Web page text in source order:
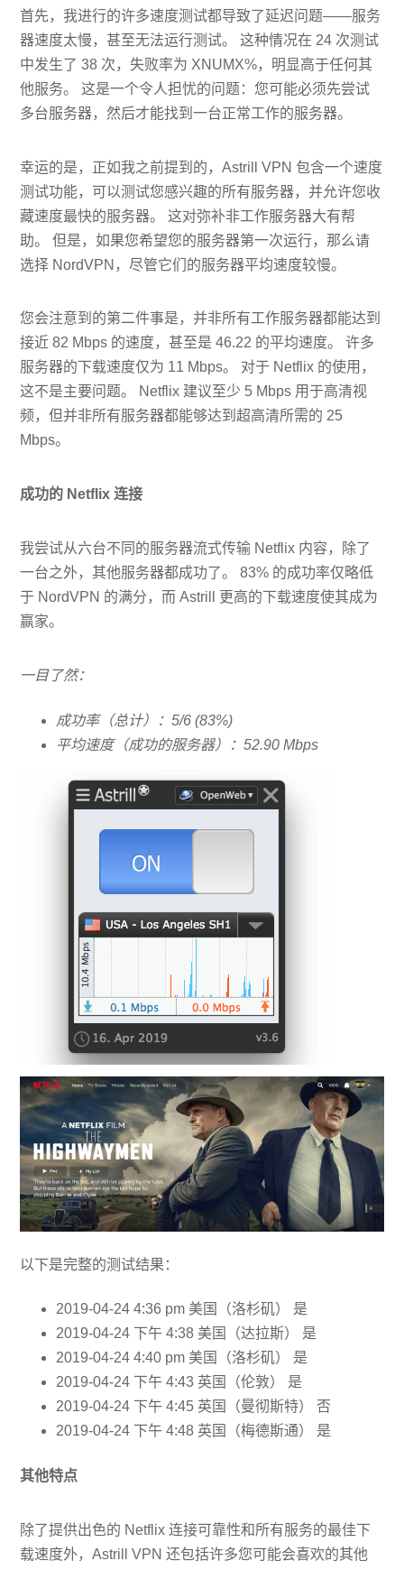
首先，我进行的许多速度测试都导致了延迟问题——服务
器速度太慢，甚至无法运行测试。 这种情况在 24 次测试
中发生了 38 次，失败率为 XNUMX%，明显高于任何其
他服务。 这是一个令人担忧的问题：您可能必须先尝试
多台服务器，然后才能找到一台正常工作的服务器。
幸运的是，正如我之前提到的，Astrill VPN 包含一个速度
测试功能，可以测试您感兴趣的所有服务器，并允许您收
藏速度最快的服务器。 这对弥补非工作服务器大有帮
助。 但是，如果您希望您的服务器第一次运行，那么请
选择 NordVPN，尽管它们的服务器平均速度较慢。
您会注意到的第二件事是，并非所有工作服务器都能达到
接近 82 Mbps 的速度，甚至是 46.22 的平均速度。 许多
服务器的下载速度仅为 11 Mbps。 对于 Netflix 的使用，
这不是主要问题。 Netflix 建议至少 5 Mbps 用于高清视
频，但并非所有服务器都能够达到超高清所需的 25
Mbps。
成功的 Netflix 连接
我尝试从六台不同的服务器流式传输 Netflix 内容，除了
一台之外，其他服务器都成功了。 83% 的成功率仅略低
于 NordVPN 的满分，而 Astrill 更高的下载速度使其成为
赢家。
一目了然：
成功率（总计）：5/6 (83%)
平均速度（成功的服务器）：52.90 Mbps
以下是完整的测试结果：
2019-04-24 4:36 pm 美国（洛杉矶） 是
2019-04-24 下午 4:38 美国（达拉斯） 是
2019-04-24 4:40 pm 美国（洛杉矶） 是
2019-04-24 下午 4:43 英国（伦敦） 是
2019-04-24 下午 4:45 英国（曼彻斯特） 否
2019-04-24 下午 4:48 英国（梅德斯通） 是
其他特点
除了提供出色的 Netflix 连接可靠性和所有服务的最佳下
载速度外，Astrill VPN 还包括许多您可能会喜欢的其他